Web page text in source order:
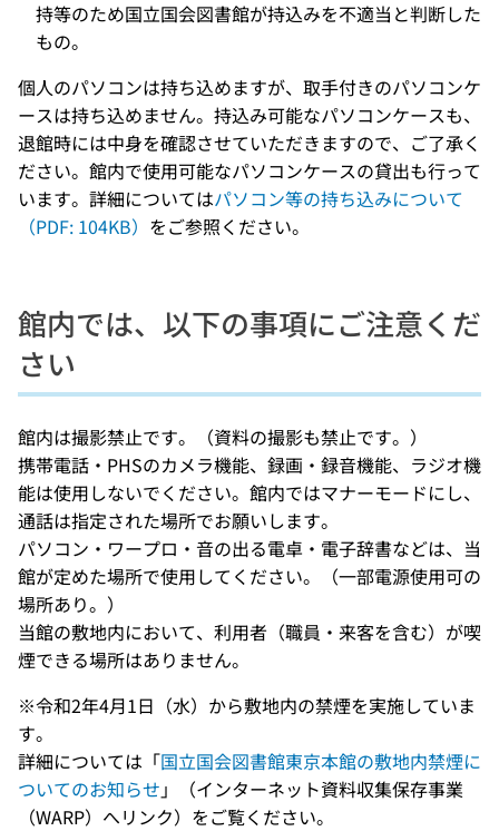
持等のため国立国会図書館が持込みを不適当と判断した
もの。
個人のパソコンは持ち込めますが、取手付きのパソコンケ
ースは持ち込めません。持込み可能なパソコンケースも、
退館時には中身を確認させていただきますので、ご了承く
ださい。館内で使用可能なパソコンケースの貸出も行って
います。詳細についてはパソコン等の持ち込みについて
（PDF: 104KB） をご参照ください。
館内では、以下の事項にご注意くだ
さい
館内は撮影禁止です。（資料の撮影も禁止です。）
携帯電話・PHSのカメラ機能、録画・録音機能、ラジオ機
能は使用しないでください。館内ではマナーモードにし、
通話は指定された場所でお願いします。
パソコン・ワープロ・音の出る電卓・電子辞書などは、当
館が定めた場所で使用してください。（一部電源使用可の
場所あり。）
当館の敷地内において、利用者（職員・来客を含む）が喫
煙できる場所はありません。
※令和2年4月1日（水）から敷地内の禁煙を実施していま
す。
詳細については「国立国会図書館東京本館の敷地内禁煙に
ついてのお知らせ 」（インターネット資料収集保存事業
（WARP）へリンク）をご覧ください。